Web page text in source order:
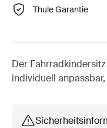
Thule Garantie
Der
individuell